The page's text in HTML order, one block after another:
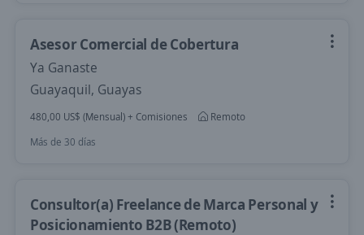
Asesor Comercial de Cobertura
Ya Ganaste
Guayaquil, Guayas
480,00 US$ (Mensual) + Comisiones
Remoto
Más de 30 días
Consultor(a) Freelance de Marca Personal y
Posicionamiento B2B (Remoto)